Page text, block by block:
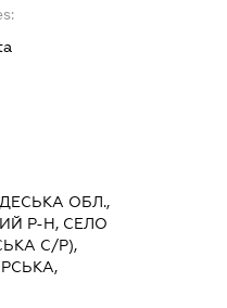
ОБЛ.,
Р-Н, СЕЛО
С/Р),